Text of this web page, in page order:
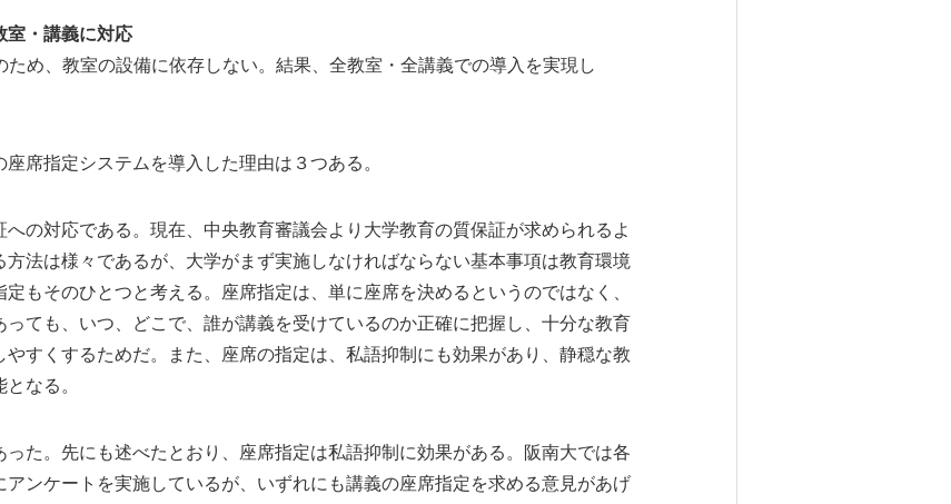
室・講義に対応
ため、教室の設備に依存しない。結果、全教室・全講義での導入を実現し
席指定システムを導入した理由は３つある。
の対応である。現在、中央教育審議会より大学教育の質保証が求められるよ
方法は様々であるが、大学がまず実施しなければならない基本事項は教育環境
もそのひとつと考える。座席指定は、単に座席を決めるというのではなく、
っても、いつ、どこで、誰が講義を受けているのか正確に把握し、十分な教育
すくするためだ。また、座席の指定は、私語抑制にも効果があり、静穏な教
なる。
った。先にも述べたとおり、座席指定は私語抑制に効果がある。阪南大では各
ンケートを実施しているが、いずれにも講義の座席指定を求める意見があげ